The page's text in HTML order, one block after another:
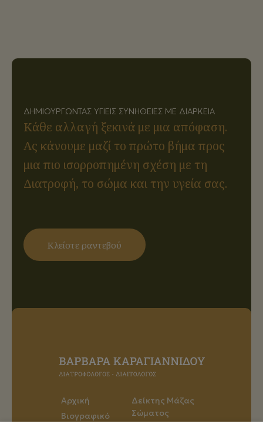
ΔΗΜΙΟΥΡΓΏΝΤΑΣ ΥΓΙΕΊΣ ΣΥΝΉΘΕΙΕΣ ΜΕ ΔΙΆΡΚΕΙΑ
Κάθε αλλαγή ξεκινά με μια απόφαση.
Ας κάνουμε μαζί το πρώτο βήμα προς
μια πιο ισορροπημένη σχέση με τη
Διατροφή, το σώμα και την υγεία σας.
Κλείστε ραντεβού
Αρχική
Βιογραφικό
Δείκτης Μάζας
Σώματος